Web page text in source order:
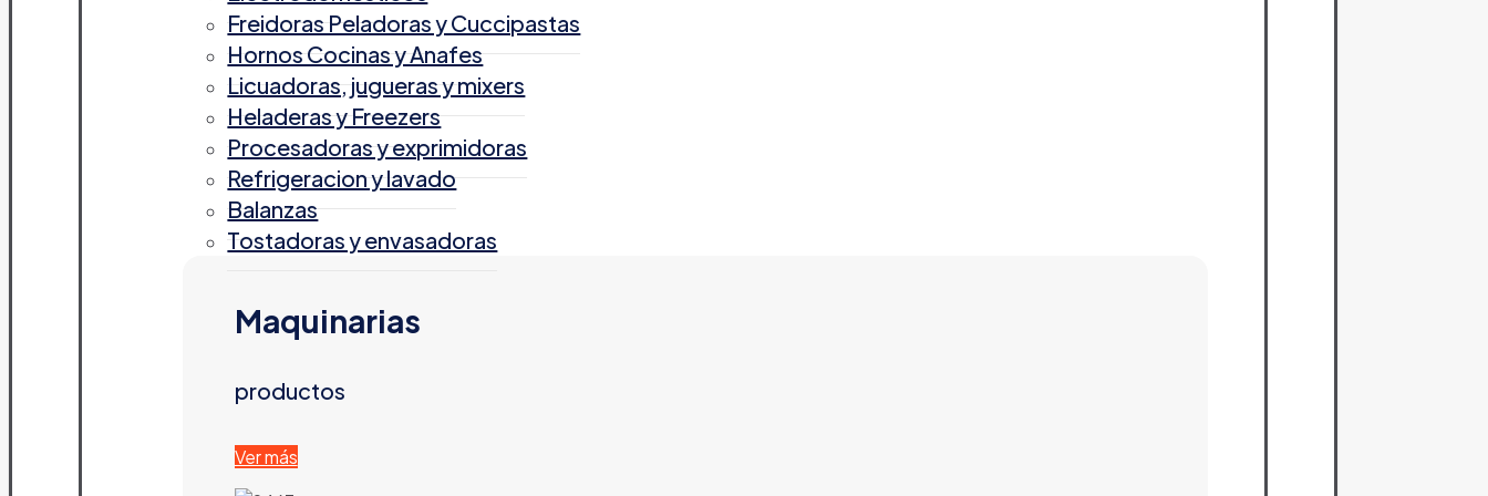
Freidoras Peladoras y Cuccipastas
Hornos Cocinas y Anafes
Licuadoras, jugueras y mixers
Heladeras y Freezers
Procesadoras y exprimidoras
Refrigeracion y lavado
Balanzas
Tostadoras y envasadoras
Maquinarias
productos
Ver más